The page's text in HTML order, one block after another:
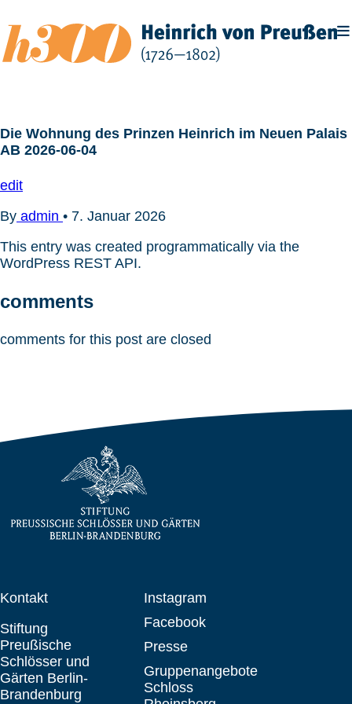
Inhalt
springen
Die Wohnung des Prinzen Heinrich im Neuen Palais
AB 2026-06-04
edit
By admin • 7. Januar 2026
This entry was created programmatically via the
WordPress REST API.
comments
comments for this post are closed
Kontakt
Stiftung
Preußische
Schlösser und
Gärten Berlin-
Brandenburg
Instagram
Facebook
Presse
Gruppenangebote
Schloss